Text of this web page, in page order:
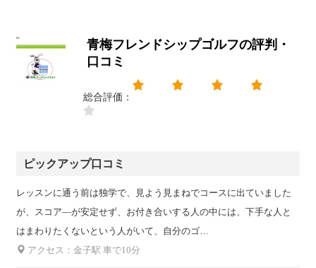
青梅フレンドシップゴルフの評判・
口コミ
総合評価：
ピックアップ口コミ
レッスンに通う前は独学で、見よう見まねでコースに出ていました
が、スコア―が安定せず、お付き合いする人の中には、下手な人と
はまわりたくないという人がいて、自分のゴ…
アクセス：金子駅 車で10分